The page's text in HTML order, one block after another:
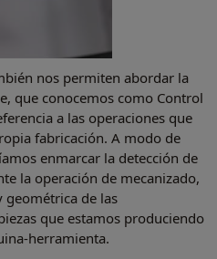
nos permiten abordar la
que conocemos como Control
a las operaciones que
fabricación. A modo de
enmarcar la detección de
la operación de mecanizado,
geométrica de las
que estamos produciendo
herramienta.